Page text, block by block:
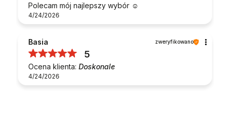
Polecam mój najlepszy wybór ☺️
4/24/2026
Basia zweryfikowano
5
Ocena klienta: Doskonale
4/24/2026